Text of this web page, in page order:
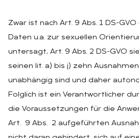
Zwar ist nach Art. 9 Abs. 1 DS-
Daten u.a. zur sexuellen
untersagt, Art. 9 Abs. 2 DS-GVO
seinen lit. a) bis j) zehn
unabhängig sind und daher
Folglich ist ein Verantwortlicher
die Voraussetzungen für die
Art. 9 Abs. 2 aufgeführten